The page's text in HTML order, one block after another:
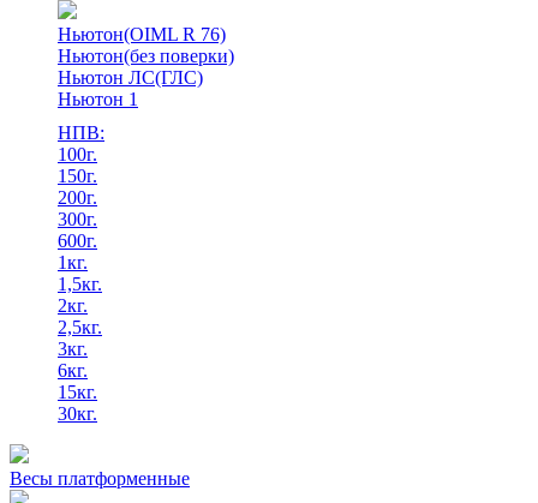
Ньютон(OIML R 76)
Ньютон(без поверки)
Ньютон ЛС(ГЛС)
Ньютон 1
НПВ:
100г.
150г.
200г.
300г.
600г.
1кг.
1,5кг.
2кг.
2,5кг.
3кг.
6кг.
15кг.
30кг.
Весы платформенные